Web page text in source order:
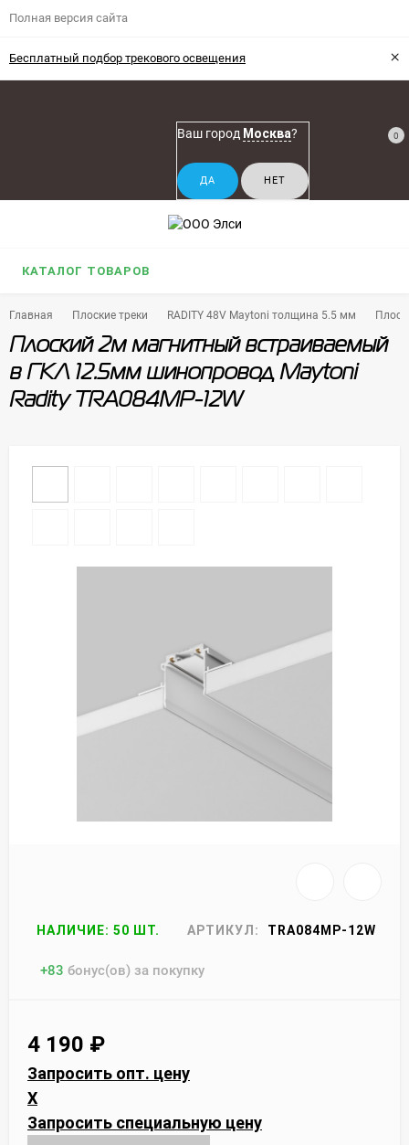
Полная версия сайта
Бесплатный подбор трекового освещения ×
Ваш город Москва? 0
КАТАЛОГ ТОВАРОВ
Главная Плоские треки RADITY 48V Maytoni толщина 5.5 мм
Плоский 2м магнитный встраиваемый
в ГКЛ 12.5мм шинопровод Maytoni
Radity TRA084MP-12W
НАЛИЧИЕ: 50 ШТ. АРТИКУЛ: TRA084MP-12W
+83 бонус(ов) за покупку
4 190 ₽
Запросить опт. цену
X
Запросить специальную цену